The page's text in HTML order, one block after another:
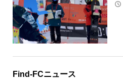
Find-FCニュース